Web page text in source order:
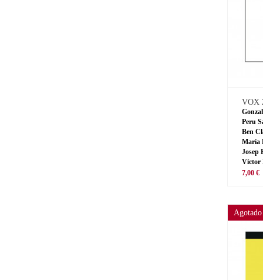
VOX
Peru
Ben
María
Josep
Víctor
7,00 €
Agotado